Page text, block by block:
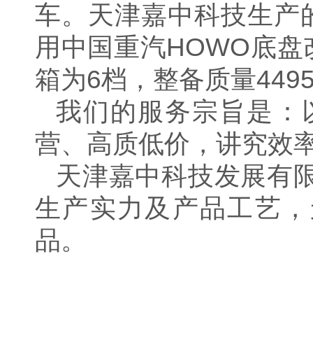
车。 天津嘉中科技生产
用中国重汽HOWO底
箱为6档，整备质量
我们的服务宗旨是：
营、高质低价，讲究效
天津嘉中科技发展有
生产实力及产品工艺
品。